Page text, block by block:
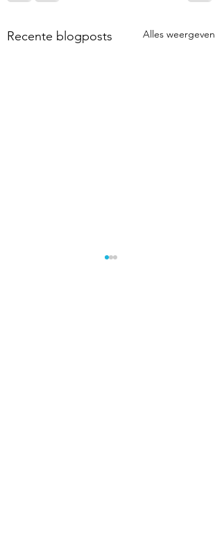
Recente blogposts Alles weergeven